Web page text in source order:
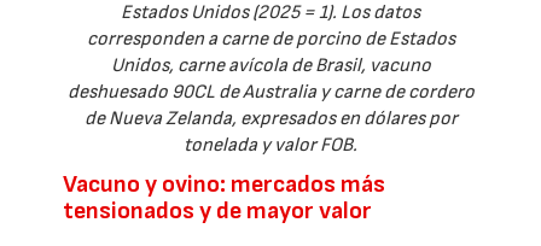
Estados Unidos (2025 = 1). Los datos
corresponden a carne de porcino de Estados
Unidos, carne avícola de Brasil, vacuno
deshuesado 90CL de Australia y carne de cordero
de Nueva Zelanda, expresados en dólares por
tonelada y valor FOB.
Vacuno y ovino: mercados más
tensionados y de mayor valor